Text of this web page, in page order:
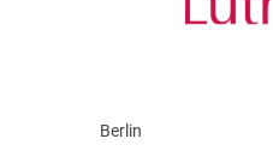
Berlin